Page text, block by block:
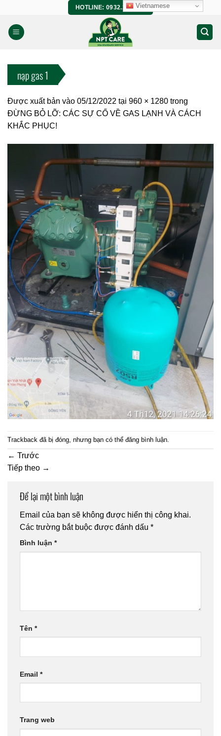
nội
dung
HOTLINE: 0932.266.458
nạp gas 1
Được xuất bản vào 05/12/2022 tại 960 × 1280 trong
ĐỪNG BỎ LỠ: CÁC SỰ CỐ VỀ GAS LẠNH VÀ CÁCH
KHẮC PHỤC!
Trackback đã bị đóng, nhưng bạn có thể đăng bình luận
← Trước
Tiếp theo →
Để lại một bình luận
Email của bạn sẽ không được hiển thị công khai.
Các trường bắt buộc được đánh dấu *
Bình luận *
Tên *
Email *
Trang web
Vietnamese